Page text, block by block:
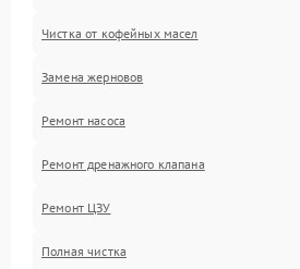
Чистка от кофейных масел
Замена жерновов
Ремонт насоса
Ремонт дренажного клапана
Ремонт ЦЗУ
Полная чистка